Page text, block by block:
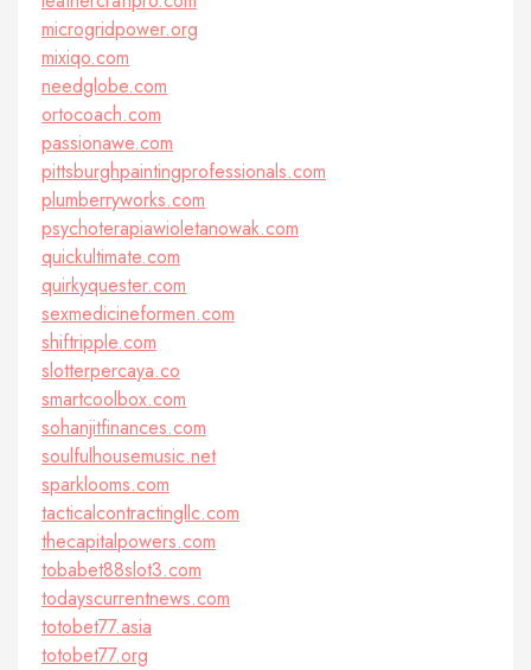
microgridpower.org
mixiqo.com
needglobe.com
ortocoach.com
passionawe.com
pittsburghpaintingprofessionals.com
plumberryworks.com
psychoterapiawioletanowak.com
quickultimate.com
quirkyquester.com
sexmedicineformen.com
shiftripple.com
slotterpercaya.co
smartcoolbox.com
sohanjitfinances.com
soulfulhousemusic.net
sparklooms.com
tacticalcontractingllc.com
thecapitalpowers.com
tobabet88slot3.com
todayscurrentnews.com
totobet77.asia
totobet77.org